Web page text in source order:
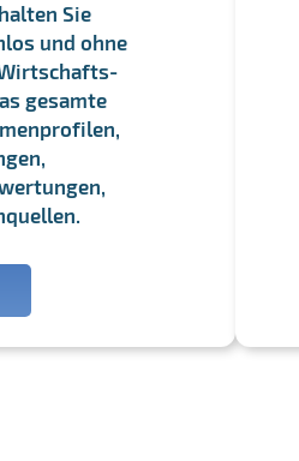
Sie
und ohne
gesamte